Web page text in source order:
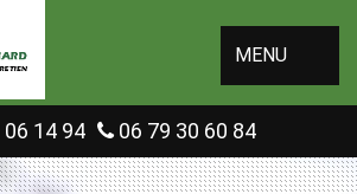
MENU
06 14 94 06 79 30 60 84